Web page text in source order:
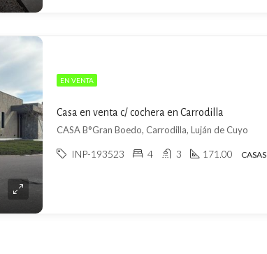
EN VENTA
Casa en venta c/ cochera en Carrodilla
CASA B°Gran Boedo, Carrodilla, Luján de Cuyo
INP-193523 4 3 171.00 CASAS